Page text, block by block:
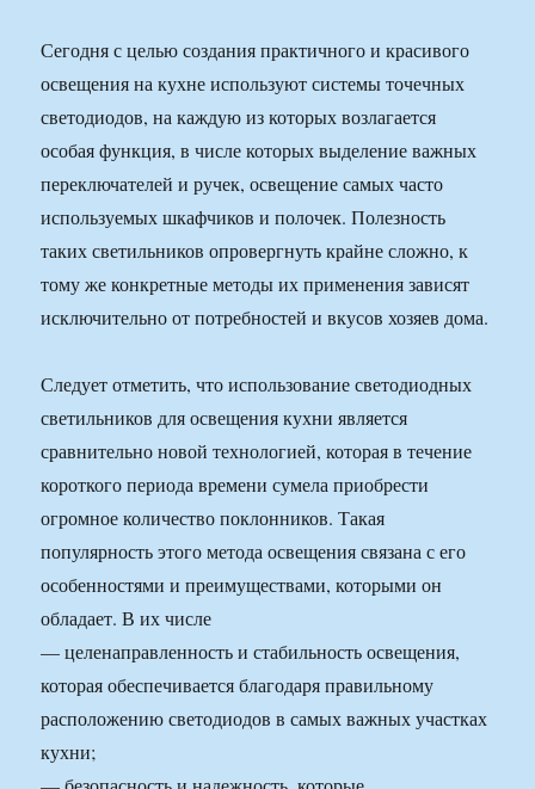
Сегодня с целью создания практичного и красивого
освещения на кухне используют системы точечных
светодиодов, на каждую из которых возлагается
особая функция, в числе которых выделение важных
переключателей и ручек, освещение самых часто
используемых шкафчиков и полочек. Полезность
таких светильников опровергнуть крайне сложно, к
тому же конкретные методы их применения зависят
исключительно от потребностей и вкусов хозяев дома.
Следует отметить, что использование светодиодных
светильников для освещения кухни является
сравнительно новой технологией, которая в течение
короткого периода времени сумела приобрести
огромное количество поклонников. Такая
популярность этого метода освещения связана с его
особенностями и преимуществами, которыми он
обладает. В их числе
— целенаправленность и стабильность освещения,
которая обеспечивается благодаря правильному
расположению светодиодов в самых важных участках
кухни;